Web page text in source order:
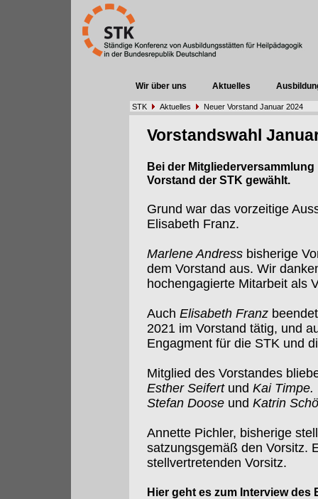
Wir über uns Aktuelles
STK Aktuelles Neuer Vorstand Januar 2024
Vorstandswahl
Bei der
Vorstand der STK gewählt.
Grund war das vorzeitige
Elisabeth Franz.
Marlene Andress bisherige
dem Vorstand aus. Wir
hochengagierte Mitarbeit als
Auch Elisabeth Franz
2021 im Vorstand tätig, und
Engagment für die STK und
Mitglied des Vorstandes
Esther Seifert und Kai Timpe.
Stefan Doose und Katrin
Annette Pichler, bisherige
satzungsgemäß den Vorsitz.
stellvertretenden Vorsitz.
Hier geht es zum Interview des